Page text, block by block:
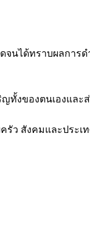
นได้ทราบผลการด
ญทั้งของตนเองแล
รัว สังคมและประเ